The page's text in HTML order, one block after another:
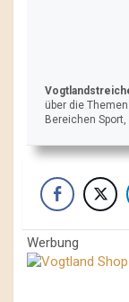
über die
Bereichen
Werbung